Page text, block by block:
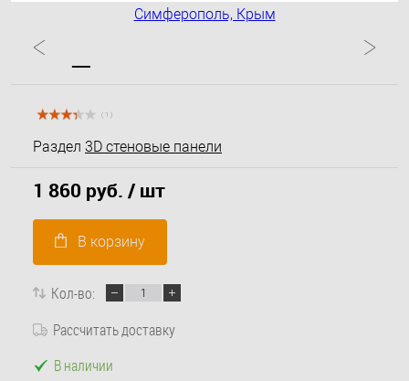
( 1 )
Раздел 3D стеновые панели
1 860 руб. / шт
В корзину
Кол-во:
Рассчитать доставку
В наличии